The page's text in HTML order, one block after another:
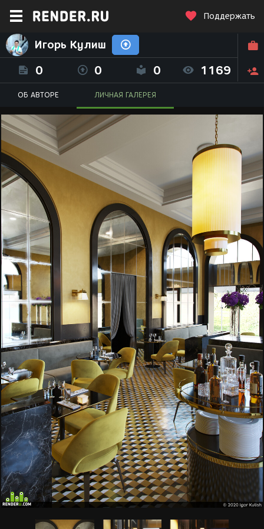
Поддержать
Игорь Кулиш
0 0 0 1169
ОБ АВТОРЕ ЛИЧНАЯ ГАЛЕРЕЯ